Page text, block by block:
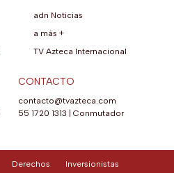
adn Noticias
a más +
TV Azteca Internacional
CONTACTO
contacto@tvazteca.com
55 1720 1313
Conmutador
Derechos Inversionistas